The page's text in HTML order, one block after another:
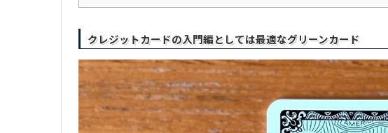
クレジットカードの入門編としては最適なグリーンカード